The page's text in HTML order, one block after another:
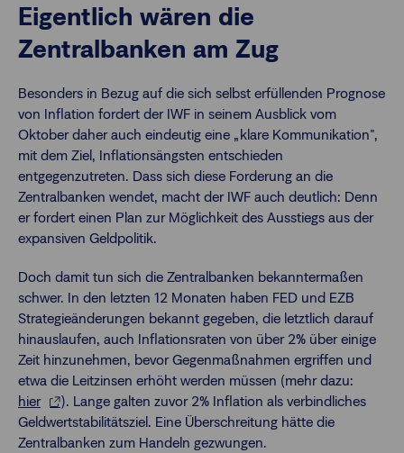
Eigentlich wären die
Zentralbanken am Zug
Besonders in Bezug auf die sich selbst erfüllenden Prognose
von Inflation fordert der IWF in seinem Ausblick vom
Oktober daher auch eindeutig eine „klare Kommunikation",
mit dem Ziel, Inflationsängsten entschieden
entgegenzutreten. Dass sich diese Forderung an die
Zentralbanken wendet, macht der IWF auch deutlich: Denn
er fordert einen Plan zur Möglichkeit des Ausstiegs aus der
expansiven Geldpolitik.
Doch damit tun sich die Zentralbanken bekanntermaßen
schwer. In den letzten 12 Monaten haben FED und EZB
Strategieänderungen bekannt gegeben, die letztlich darauf
hinauslaufen, auch Inflationsraten von über 2% über einige
Zeit hinzunehmen, bevor Gegenmaßnahmen ergriffen und
etwa die Leitzinsen erhöht werden müssen (mehr dazu:
hier
). Lange galten zuvor 2% Inflation als verbindliches
Geldwertstabilitätsziel. Eine Überschreitung hätte die
Zentralbanken zum Handeln gezwungen.